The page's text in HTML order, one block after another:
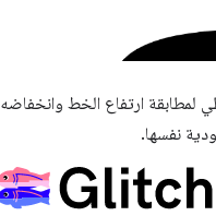
لمطابقة ارتفاع الخط وانخفاضه
نفسها.